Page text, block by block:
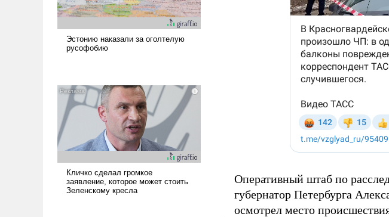
Оперативный штаб по
губернатор Петербурга
осмотрел место